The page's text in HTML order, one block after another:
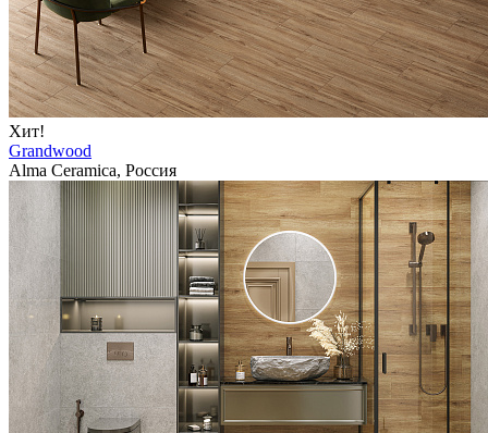
Хит!
Grandwood
Alma Ceramica, Россия